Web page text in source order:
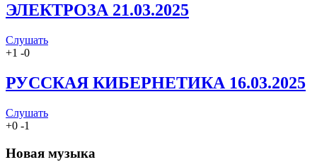
ЭЛЕКТРОЗА 21.03.2025
Слушать
+1 -0
РУССКАЯ КИБЕРНЕТИКА 16.03.2025
Слушать
+0 -1
Новая музыка